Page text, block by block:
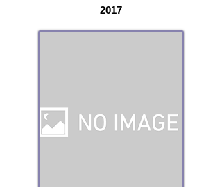
2017